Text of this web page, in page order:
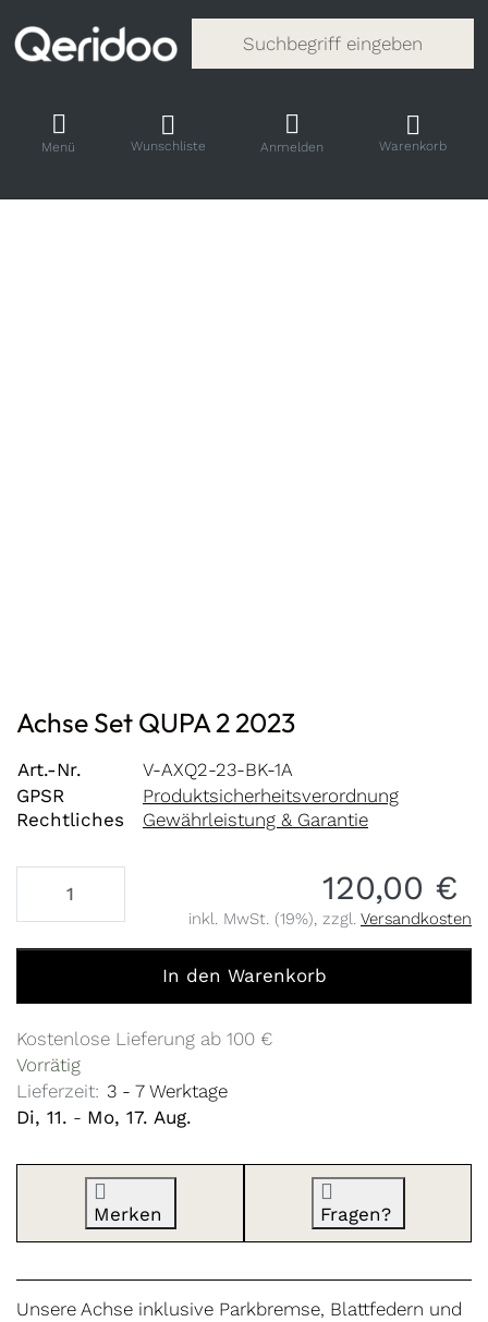
Menü Wunschliste Anmelden Warenkorb
Achse Set QUPA 2 2023
Art.-Nr.
V-AXQ2-23-BK-1A
GPSR
Produktsicherheitsverordnung
Rechtliches
Gewährleistung & Garantie
120,00 €
inkl. MwSt. (19%), zzgl. Versandkosten
In den Warenkorb
Kostenlose Lieferung ab 100 €
Vorrätig
Lieferzeit: 3 - 7 Werktage
Di, 11. - Mo, 17. Aug.
Merken Fragen?
Unsere Achse inklusive Parkbremse, Blattfedern und